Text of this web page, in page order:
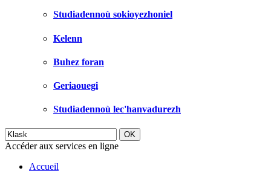
Studiadennoù sokioyezhoniel
Kelenn
Buhez foran
Geriaouegi
Studiadennoù lec'hanvadurezh
Accéder aux services en ligne
Accueil